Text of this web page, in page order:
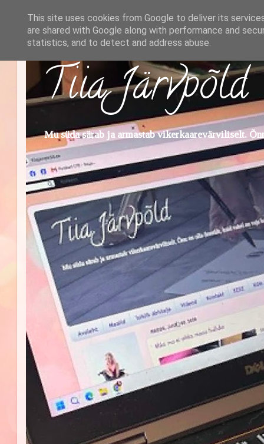
Tiia Järvpõld
Mu süda särab ja armastab vikerkaarevärviliselt.
This site uses cookies from Google to deliver its
are shared with Google along with performance and
statistics, and to detect and address abuse.